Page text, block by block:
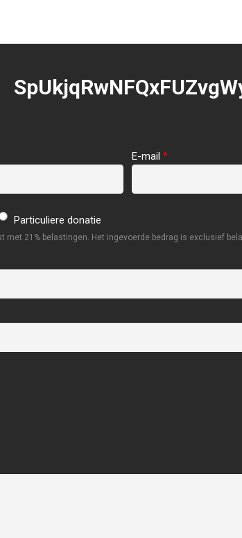
E-mail *
Particuliere donatie
met 21% belastingen. Het ingevoerde bedrag is exclusief